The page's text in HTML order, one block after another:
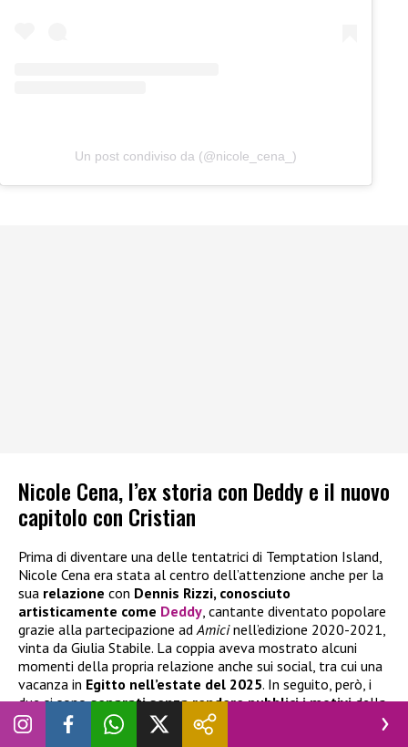
Un post condiviso da (@nicole_cena_)
Nicole Cena, l’ex storia con Deddy e il nuovo
capitolo con Cristian
Prima di diventare una delle tentatrici di Temptation Island,
Nicole Cena era stata al centro dell’attenzione anche per la
sua relazione con Dennis Rizzi, conosciuto
artisticamente come Deddy , cantante diventato popolare
grazie alla partecipazione ad Amicinell’edizione 2020-2021,
vinta da Giulia Stabile. La coppia aveva mostrato alcuni
momenti della propria relazione anche sui social, tra cui una
vacanza in Egitto nell’estate del 2025. In seguito, però, i
due si sonoseparati senza rendere pubblici i motividella
rottura.